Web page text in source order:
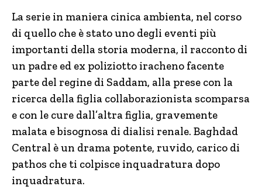
La serie in maniera cinica ambienta, nel corso
di quello che è stato uno degli eventi più
importanti della storia moderna, il racconto di
un padre ed ex poliziotto iracheno facente
parte del regine di Saddam, alla prese con la
ricerca della figlia collaborazionista scomparsa
e con le cure dall’altra figlia, gravemente
malata e bisognosa di dialisi renale. Baghdad
Central è un drama potente, ruvido, carico di
pathos che ti colpisce inquadratura dopo
inquadratura.